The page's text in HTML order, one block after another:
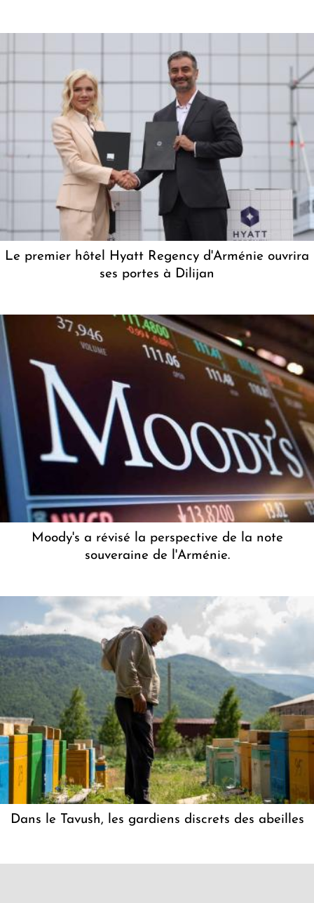
Le premier hôtel Hyatt Regency d'Arménie ouvrira
ses portes à Dilijan
Moody's a révisé la perspective de la note
souveraine de l'Arménie.
Dans le Tavush, les gardiens discrets des abeilles